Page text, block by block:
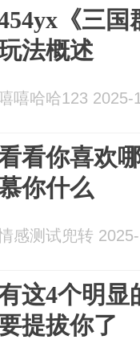
《三国
法概述
嘻嘻哈哈123 2025-
看你喜欢
你什么
感测试兜转
这4个明显
提拔你了